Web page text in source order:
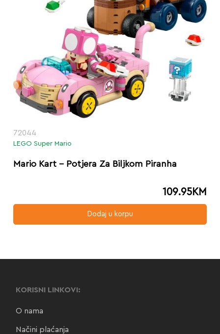
72044
LEGO Super Mario
Mario Kart – Potjera Za Biljkom Piranha
109.95KM
Dodaj u korpu
KORISNI LINKOVI:
O nama
Načini plaćanja